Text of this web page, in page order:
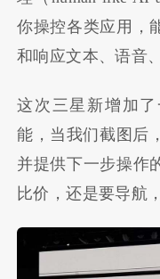
你操控各类应用，
和响应文本、语音
这次三星新增加
能，当我们截图后
并提供下一步操作
比价，还是要导航